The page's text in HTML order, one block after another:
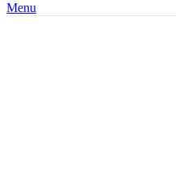
Menu